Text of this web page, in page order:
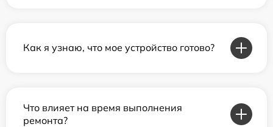
Как я узнаю, что мое устройство готово?
Что влияет на время выполнения
ремонта?